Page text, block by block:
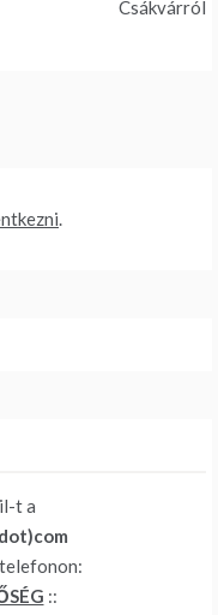
Csákvárról
.
t a
::